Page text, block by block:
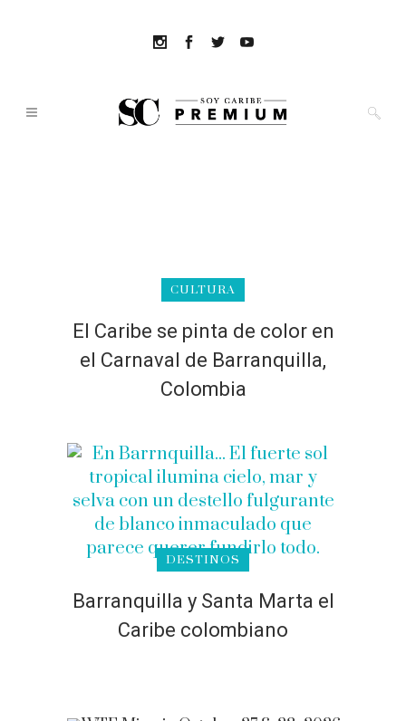
CULTURA
El Caribe se pinta de color en
el Carnaval de Barranquilla,
Colombia
DESTINOS
Barranquilla y Santa Marta el
Caribe colombiano